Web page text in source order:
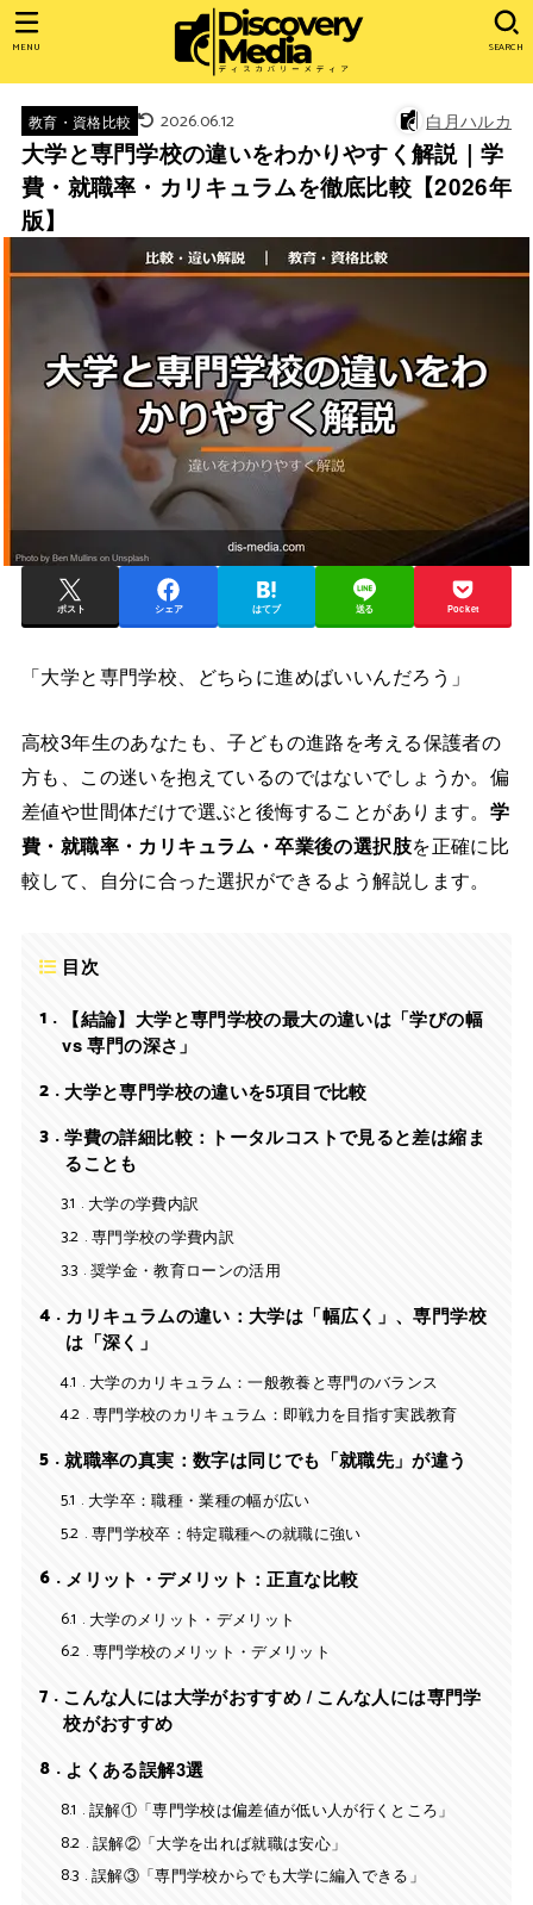
SEARCH
MENU
教育・資格比較 2026.06.12 白月ハルカ
大学と専門学校の違いをわかりやすく解説｜学
費・就職率・カリキュラムを徹底比較【2026年
版】
ポスト シェア はてブ 送る Pocket
「大学と専門学校、どちらに進めばいいんだろう」
高校3年生のあなたも、子どもの進路を考える保護者の
方も、この迷いを抱えているのではないでしょうか。偏
差値や世間体だけで選ぶと後悔することがあります。 学
費・就職率・カリキュラム・卒業後の選択肢を正確に比
較して、自分に合った選択ができるよう解説します。
目次
1
【結論】大学と専門学校の最大の違いは「学びの幅
vs 専門の深さ」
2 大学と専門学校の違いを5項目で比較
3
学費の詳細比較：トータルコストで見ると差は縮ま
ることも
3.1
大学の学費内訳
3.2 専門学校の学費内訳
3.3 奨学金・教育ローンの活用
4
カリキュラムの違い：大学は「幅広く」、専門学校
は「深く」
4.1
大学のカリキュラム：一般教養と専門のバランス
4.2 専門学校のカリキュラム：即戦力を目指す実践教育
5
就職率の真実：数字は同じでも「就職先」が違う
5.1
大学卒：職種・業種の幅が広い
5.2 専門学校卒：特定職種への就職に強い
6
メリット・デメリット：正直な比較
6.1
大学のメリット・デメリット
6.2 専門学校のメリット・デメリット
7
こんな人には大学がおすすめ / こんな人には専門学
校がおすすめ
8
よくある誤解3選
8.1
誤解①「専門学校は偏差値が低い人が行くところ」
8.2 誤解②「大学を出れば就職は安心」
8.3 誤解③「専門学校からでも大学に編入できる」